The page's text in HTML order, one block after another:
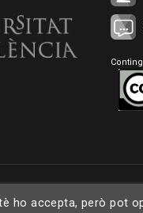
ho accepta, però pot